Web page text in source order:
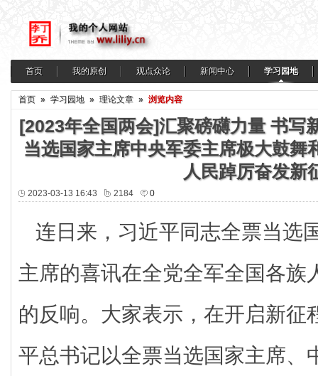
首页 我的原创 观点众论 新闻中心 学习园地
首页 » 学习园地 » 理论文章 » 浏览内容
[2023年全国两会]汇聚磅礴力量 书
当选国家主席中央军委主席极大鼓舞
人民踔厉奋发新
2023-03-13 16:43 2184 0
连日来，习近平同志全票当选
主席的喜讯在全党全军全国各族
的反响。大家表示，在开启新征
平总书记以全票当选国家主席、